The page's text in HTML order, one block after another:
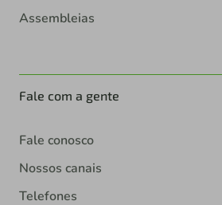
Assembleias
Fale com a gente
Fale conosco
Nossos canais
Telefones